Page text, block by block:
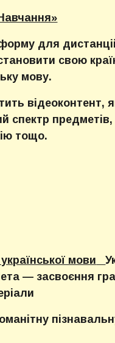
для
свою
мову.
відеоконтент,
предметів,
тощо.
мови
— засвоєння